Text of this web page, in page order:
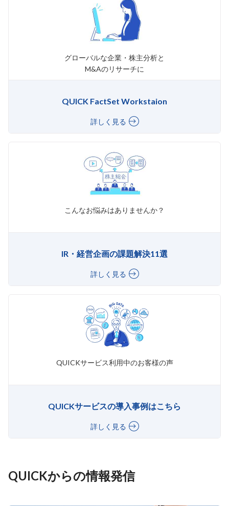
グローバルな企業・株主分析と
M&Aのリサーチに
QUICK FactSet Workstaion
詳しく見る
こんなお悩みはありませんか？
IR・経営企画の課題解決11選
詳しく見る
QUICKサービス利用中のお客様の声
QUICKサービスの導入事例はこちら
詳しく見る
QUICKからの情報発信